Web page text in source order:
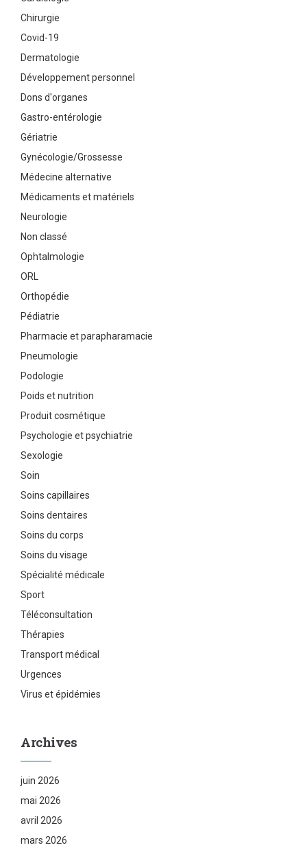
Chirurgie
Covid-19
Dermatologie
Développement personnel
Dons d'organes
Gastro-entérologie
Gériatrie
Gynécologie/Grossesse
Médecine alternative
Médicaments et matériels
Neurologie
Non classé
Ophtalmologie
ORL
Orthopédie
Pédiatrie
Pharmacie et parapharamacie
Pneumologie
Podologie
Poids et nutrition
Produit cosmétique
Psychologie et psychiatrie
Sexologie
Soin
Soins capillaires
Soins dentaires
Soins du corps
Soins du visage
Spécialité médicale
Sport
Téléconsultation
Thérapies
Transport médical
Urgences
Virus et épidémies
Archives
juin 2026
mai 2026
avril 2026
mars 2026